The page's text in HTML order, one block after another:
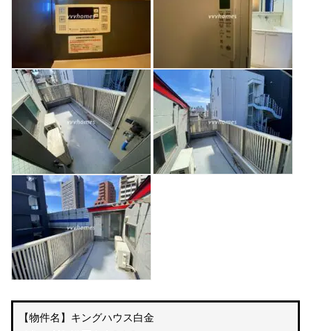
【物件名】キングハウス白金